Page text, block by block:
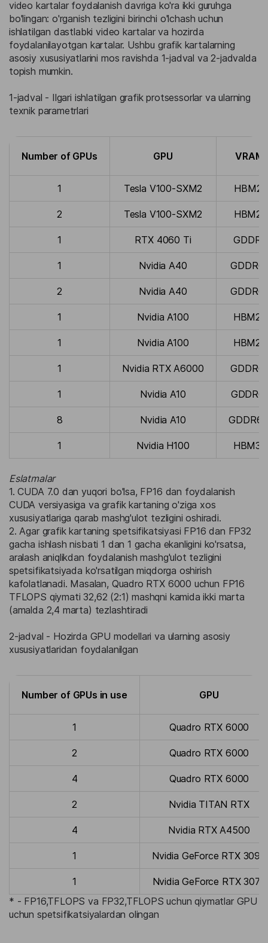
video kartalar foydalanish davriga ko'ra ikki guruhga
bo'lingan: o'rganish tezligini birinchi o'lchash uchun
ishlatilgan dastlabki video kartalar va hozirda
foydalanilayotgan kartalar. Ushbu grafik kartalarning
asosiy xususiyatlarini mos ravishda 1-jadval va 2-jadvalda
topish mumkin.
1-jadval - Ilgari ishlatilgan grafik protsessorlar va ularning
texnik parametrlari
Number of GPUs GPU VRAM,
1 Tesla V100-SXM2 HBM2,
2 Tesla V100-SXM2 HBM2,
1 RTX 4060 Ti
1 Nvidia A40
2 Nvidia A40
1 Nvidia A100 HBM2,
1 Nvidia A100 HBM2,
1 Nvidia RTX A6000
1 Nvidia A10
8 Nvidia A10 GDDR6,
1 Nvidia H100 HBM3,
Eslatmalar
1. CUDA 7.0 dan yuqori bo'lsa, FP16 dan foydalanish
CUDA versiyasiga va grafik kartaning o'ziga xos
xususiyatlariga qarab mashg'ulot tezligini oshiradi.
2. Agar grafik kartaning spetsifikatsiyasi FP16 dan FP32
gacha ishlash nisbati 1 dan 1 gacha ekanligini ko'rsatsa,
aralash aniqlikdan foydalanish mashg'ulot tezligini
spetsifikatsiyada ko'rsatilgan miqdorga oshirish
kafolatlanadi. Masalan, Quadro RTX 6000 uchun FP16
TFLOPS qiymati 32,62 (2:1) mashqni kamida ikki marta
(amalda 2,4 marta) tezlashtiradi
2-jadval - Hozirda GPU modellari va ularning asosiy
xususiyatlaridan foydalanilgan
Number of GPUs in use GPU
1 Quadro RTX 6000
2 Quadro RTX 6000
4 Quadro RTX 6000
2 Nvidia TITAN RTX
4 Nvidia RTX A4500
1 Nvidia GeForce RTX 3090
1
Nvidia GeForce RTX 3070
* - FP16,TFLOPS va FP32,TFLOPS uchun qiymatlar GPU
uchun spetsifikatsiyalardan olingan